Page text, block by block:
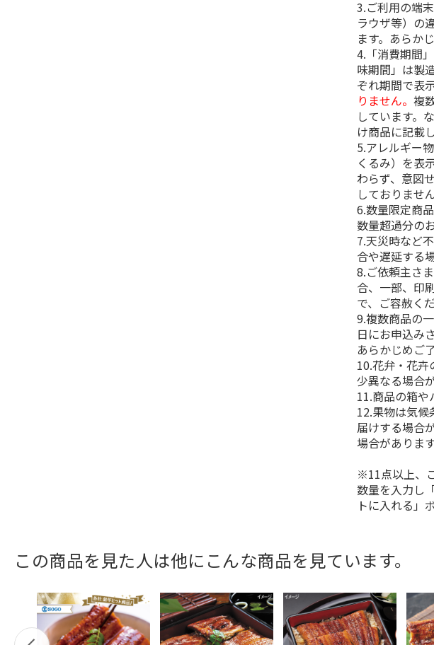
3.ご利用の端
ラウザ等）の
ます。あらか
4.「消費期間
味期間」は製
ぞれ期間で表
りません。複
しています。
け商品に記載
5.アレルギー
くるみ）を表
わらず、意図
しておりませ
6.数量限定商
数量超過分の
7.天災時など
合や遅延する
8.ご依頼主さ
合、一部、印
で、ご容赦く
9.複数商品の
日にお申込み
あらかじめご
10.花弁・花卉
少異なる場合
11.商品の箱や
12.果物は気候
届けする場合
場合があります
※11点以上、
数量を入力し
トに入れる」
この商品を見た人は他にこんな商品を見ています。